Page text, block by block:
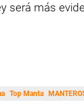
será más
Top Manta